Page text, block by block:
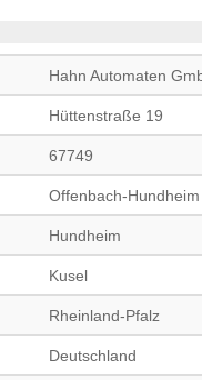
Hahn Automaten
Hüttenstraße 19
67749
Offenbach-Hundheim
Hundheim
Kusel
Rheinland-Pfalz
Deutschland